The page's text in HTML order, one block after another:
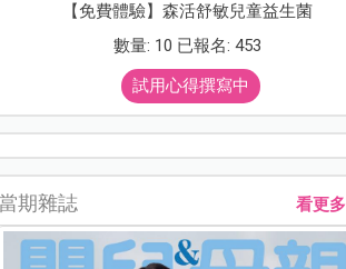
【免費體驗】森活舒敏兒童益生菌
數量: 10 已報名: 453
試用心得撰寫中
期雜誌 看更多